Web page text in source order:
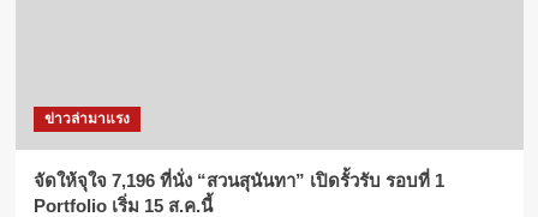
ข่าวล่ามาแรง
จัดให้จุใจ 7,196 ที่นั่ง “สวนสุนันทา” เปิดรั้วรับ รอบที่ 1
Portfolio เริ่ม 15 ส.ค.นี้